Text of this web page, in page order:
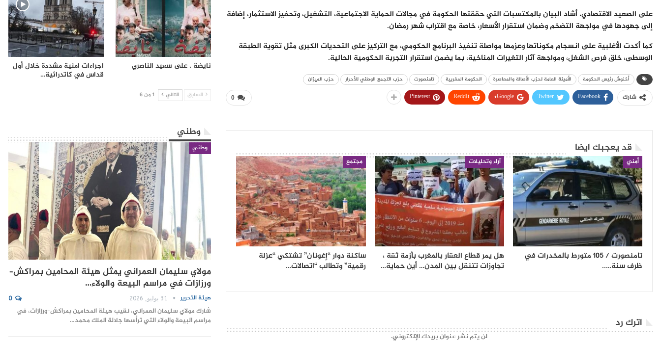
على الصعيد الاقتصادي، أشاد البيان بالمكتسبات التي حققتها الحكومة في مجالات الحماية الاجتماعية، التشغيل، وتحفيز الاستثمار، إضافة
إلى جهودها في مواجهة التضخم وضمان استقرار الأسعار، خاصة مع اقتراب شهر رمضان.
كما أكدت الأغلبية على انسجام مكوناتها وعزمها مواصلة تنفيذ البرنامج الحكومي، مع التركيز على التحديات الكبرى مثل تقوية الطبقة
الوسطى، خلق فرص الشغل، ومواجهة آثار التغيرات المناخية، بما يضمن استقرار التجربة الحكومية الحالية.
أخنوش رئيس الحكومة الأمينة العامة لحزب الأصالة والمعاصرة الحكومة المغربية تامنصورت حزب التجمع الوطني للأحرار حزب الميزان
0 شارك Facebook
Twitter
Google+
ReddIt
Pinterest
قد يعجبك ايضا
أمني
تامنصورت / 105 متورط بالمخدرات في
ظرف سنة…..
آراء وتحليلات
هل يمر ​قطاع العقار بالمغرب بأزمة ثقة ،
تجاوزات تتنقل بين المدن… أين حماية…
مجتمع
ساكنة دوار “إغونان” تشتكي “عزلة
رقمية” وتطالب “اتصالات…
اترك رد
لن يتم نشر عنوان بريدك الإلكتروني.
نايضة ، على سعيد الناصري اجراءات امنية مشددة خلال أول
قداس في كاتدرائية…
السابق التالي 1 من 6
وطني
وطني
مولاي سليمان العمراني يمثل هيئة المحامين بمراكش–
ورزازات في مراسم البيعة والولاء…
هيئة التحرير 31 يوليو, 2026 0
شارك مولاي سليمان العمراني، نقيب هيئة المحامين بمراكش–ورزازات، في
مراسم البيعة والولاء التي ترأسها جلالة الملك محمد…